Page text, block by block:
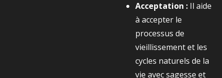
Acceptation : Il aide
à accepter le
processus de
vieillissement et les
cycles naturels de la
vie avec sagesse et